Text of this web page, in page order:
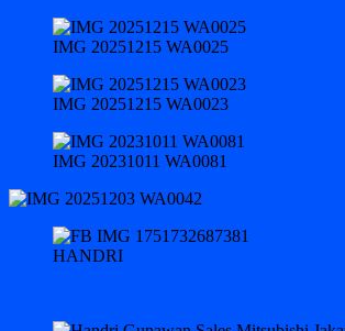
IMG 20251215 WA0025
IMG 20251215 WA0023
IMG 20231011 WA0081
HANDRI